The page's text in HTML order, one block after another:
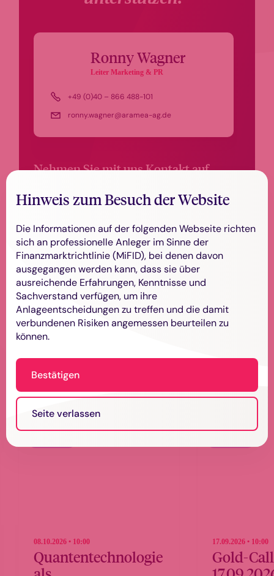
Ronny Wagner
Leiter Marketing & PR
+49 (0)40 – 866 488-101
ronny.wagner@aramea-ag.de
Nehmen Sie mit uns Kontakt auf.
Mehr zum Thema: Podcasts,
Webinare und Roadshows
Ihr Zugang zu Expertenwissen und aktuellen
Informationen: Exklusive Inhalte für Ihre
Investmententscheidungen
08.10.2026 • 10:00
Quantentechnologie
17.09.2026 • 10:00
Gold-
Hinweis zum Besuch der Website
Die Informationen auf der folgenden Webseite richten
sich an professionelle Anleger im Sinne der
Finanzmarktrichtlinie (MiFID), bei denen davon
ausgegangen werden kann, dass sie über
ausreichende Erfahrungen, Kenntnisse und
Sachverstand verfügen, um ihre
Anlageentscheidungen zu treffen und die damit
verbundenen Risiken angemessen beurteilen zu
können.
Bestätigen
Seite verlassen